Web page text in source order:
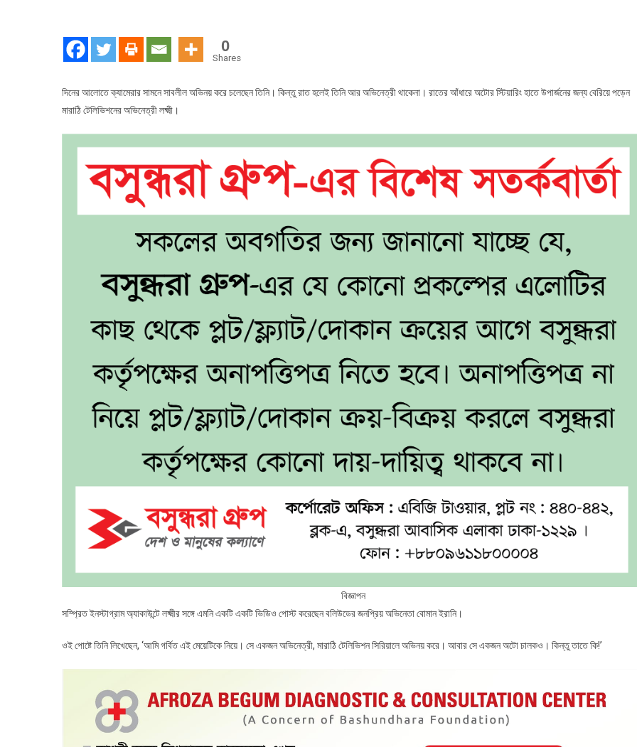
আঁধারে
অটো
0
Shares
দিনের আলোতে ক্যামেরার সামনে সাবলীল অভিনয় করে চলেছেন তিনি। কিন্তু রাত হলেই তিনি আর অভিনেত্রী থাকেনা। রাতের আঁধারে অটোর স্টিয়ারিং হাতে উপার্জনের জন্য বেরিয়ে পড়েন
মারাঠি টেলিভিশনের অভিনেত্রী লক্ষ্মী।
বিজ্ঞাপন
সম্প্রিত ইনস্টাগ্রাম অ্যাকাউন্টে লক্ষ্মীর সঙ্গে এমনি একটি একটি ভিডিও পোস্ট করেছেন বলিউডের জনপ্রিয় অভিনেতা বোমান ইরানি।
ওই পোষ্টে তিনি লিখেছেন, ‘আমি গর্বিত এই মেয়েটিকে নিয়ে। সে একজন অভিনেত্রী, মারাঠি টেলিভিশন সিরিয়ালে অভিনয় করে। আবার সে একজন অটো চালকও। কিন্তু তাতে কি!’